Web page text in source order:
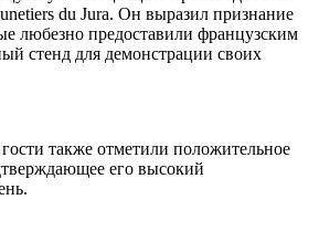
du Jura. Он выразил признание
любезно предоставили французским
стенд для демонстрации своих
также отметили положительное
его высокий